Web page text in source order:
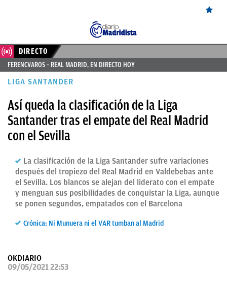
ÚLTIMAS
NOTICIAS
MADRID
BALONCESTO
FICHAJES
DIRECTO
FEMENINO
PAPARAZZI
DIRECTO
FERENCVAROS – REAL MADRID, EN DIRECTO HOY
LIGA SANTANDER
Así queda la clasificación de la Liga
Santander tras el empate del Real Madrid
con el Sevilla
La clasificación de la Liga Santander sufre variaciones
después del tropiezo del Real Madrid en Valdebebas ante
el Sevilla. Los blancos se alejan del liderato con el empate
y menguan sus posibilidades de conquistar la Liga, aunque
se ponen segundos, empatados con el Barcelona
Crónica: Ni Munuera ni el VAR tumban al Madrid
OKDIARIO
09/05/2021 22:53